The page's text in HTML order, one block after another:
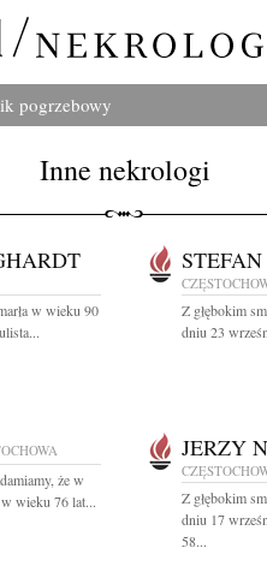
pogrzebowy
Inne nekrologi
w wieku 90
Z głębokim
dniu 23
że w
wieku 76 lat...
JERZY
Z głębokim
dniu 17
58...